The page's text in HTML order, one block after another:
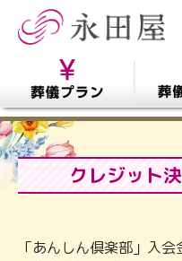
クレジット
「あんしん倶楽部」入